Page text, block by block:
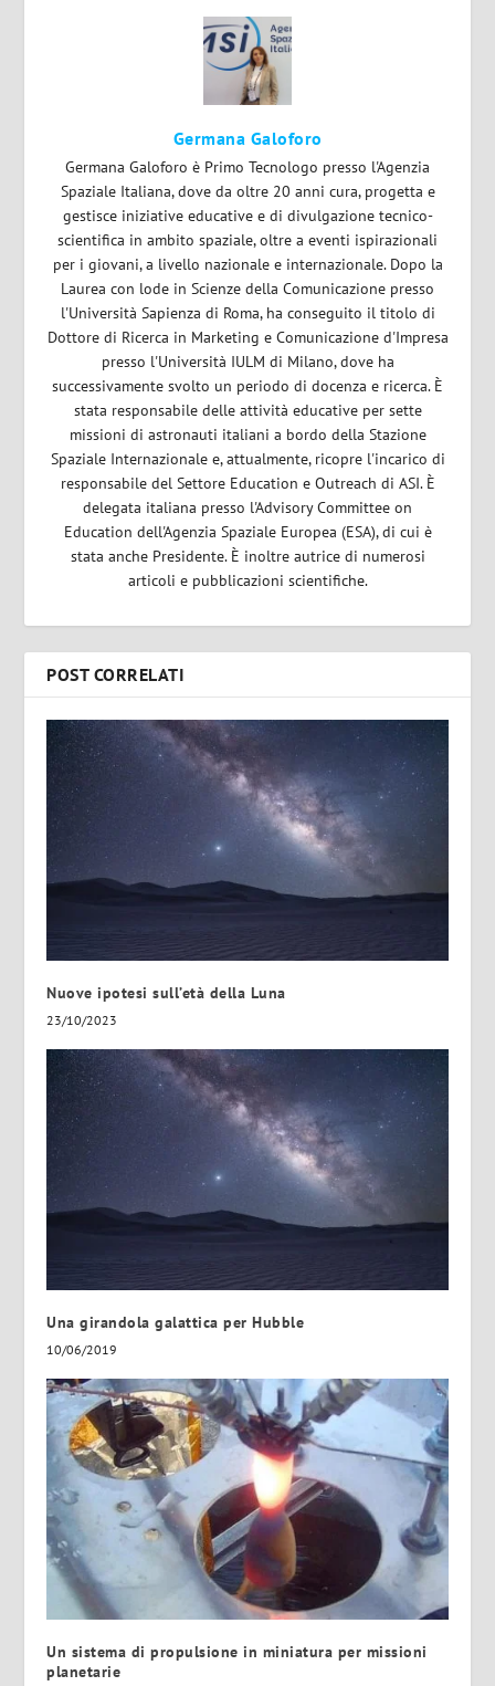
Germana Galoforo
Germana Galoforo è Primo Tecnologo presso l'Agenzia
Spaziale Italiana, dove da oltre 20 anni cura, progetta e
gestisce iniziative educative e di divulgazione tecnico-
scientifica in ambito spaziale, oltre a eventi ispirazionali
per i giovani, a livello nazionale e internazionale. Dopo la
Laurea con lode in Scienze della Comunicazione presso
l'Università Sapienza di Roma, ha conseguito il titolo di
Dottore di Ricerca in Marketing e Comunicazione d'Impresa
presso l'Università IULM di Milano, dove ha
successivamente svolto un periodo di docenza e ricerca. È
stata responsabile delle attività educative per sette
missioni di astronauti italiani a bordo della Stazione
Spaziale Internazionale e, attualmente, ricopre l'incarico di
responsabile del Settore Education e Outreach di ASI. È
delegata italiana presso l'Advisory Committee on
Education dell'Agenzia Spaziale Europea (ESA), di cui è
stata anche Presidente. È inoltre autrice di numerosi
articoli e pubblicazioni scientifiche.
POST CORRELATI
Nuove ipotesi sull’età della Luna
23/10/2023
Una girandola galattica per Hubble
10/06/2019
Un sistema di propulsione in miniatura per missioni
planetarie